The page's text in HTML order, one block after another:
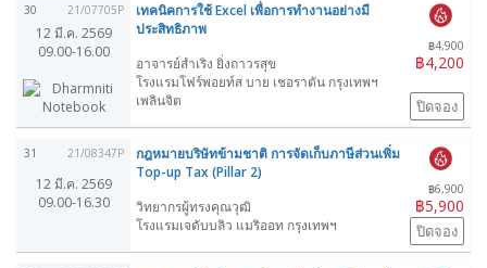
30 21/07705P
12 มี.ค. 2569
09.00-16.00
เทคนิคการใช้ Excel เพื่อการทำงานอย่างมี
ประสิทธิภาพ
฿4,900
฿4,200
อาจารย์สำเริง ยิ่งถาวรสุข
โรงแรมโฟร์พอยท์ส บาย เชอราตัน กรุงเทพฯ
เพลินจิต
ปิดจอง
31 21/08347P
12 มี.ค. 2569
09.00-16.30
กฎหมายบริษัทข้ามชาติ การจัดเก็บภาษีส่วนเพิ่ม
Top-up Tax (Pillar 2)
฿6,900
฿5,900
วิทยากรผู้ทรงคุณวุฒิ
โรงแรมเจดับบลิว แมริออท กรุงเทพฯ
ปิดจอง